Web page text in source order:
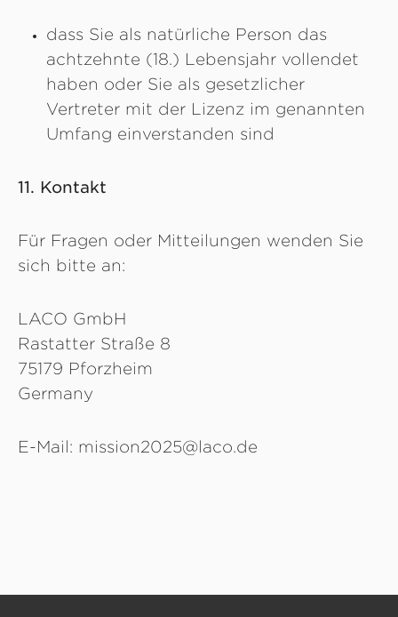
dass Sie als natürliche Person das
achtzehnte (18.) Lebensjahr vollendet
haben oder Sie als gesetzlicher
Vertreter mit der Lizenz im genannten
Umfang einverstanden sind
11. Kontakt
Für Fragen oder Mitteilungen wenden Sie
sich bitte an:
LACO GmbH
Rastatter Straße 8
75179 Pforzheim
Germany
E-Mail: mission2025@laco.de